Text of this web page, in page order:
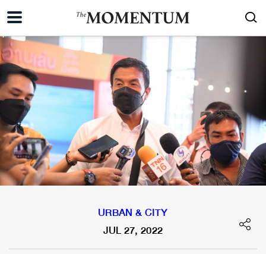
URBAN & CITY
JUL 27, 2022